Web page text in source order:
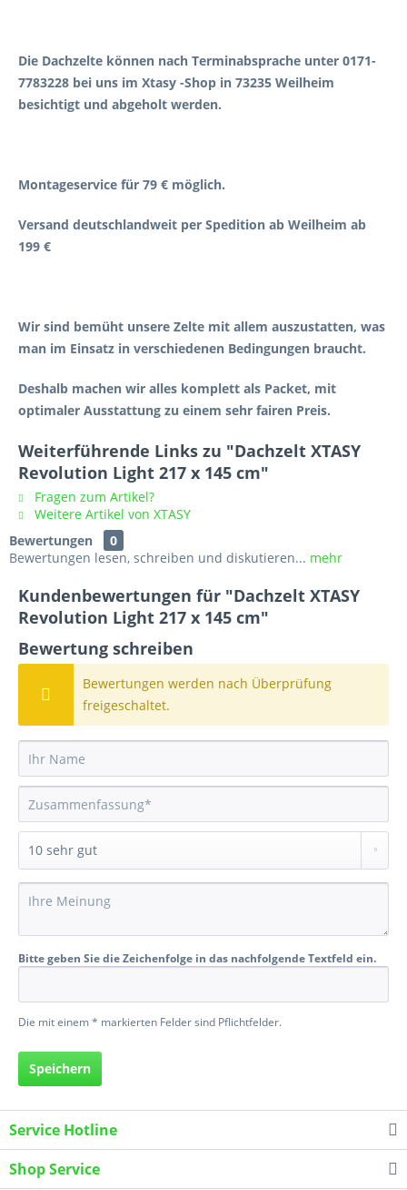
Die Dachzelte können nach Terminabsprache unter 0171-
7783228 bei uns im Xtasy -Shop in 73235 Weilheim
besichtigt und abgeholt werden.
Montageservice für 79 € möglich.
Versand deutschlandweit per Spedition ab Weilheim ab
199 €
Wir sind bemüht unsere Zelte mit allem auszustatten, was
man im Einsatz in verschiedenen Bedingungen braucht.
Deshalb machen wir alles komplett als Packet, mit
optimaler Ausstattung zu einem sehr fairen Preis.
Weiterführende Links zu "Dachzelt XTASY
Revolution Light 217 x 145 cm"
Fragen zum Artikel?
Weitere Artikel von XTASY
Bewertungen
0
Bewertungen lesen, schreiben und diskutieren... mehr
Kundenbewertungen für "Dachzelt XTASY
Revolution Light 217 x 145 cm"
Bewertung schreiben
Bewertungen werden nach Überprüfung
freigeschaltet.
Bitte geben Sie die Zeichenfolge in das nachfolgende Textfeld ein.
Die mit einem * markierten Felder sind Pflichtfelder.
Speichern
Service Hotline
Shop Service